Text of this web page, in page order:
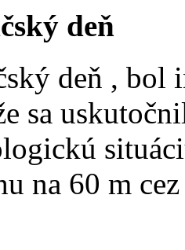
deň
deň , bol
sa
na 60 m